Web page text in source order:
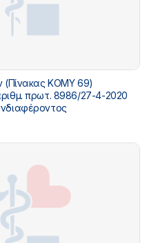
(Πίνακας ΚΟΜΥ 69)
πρωτ. 8986/27-4-2020